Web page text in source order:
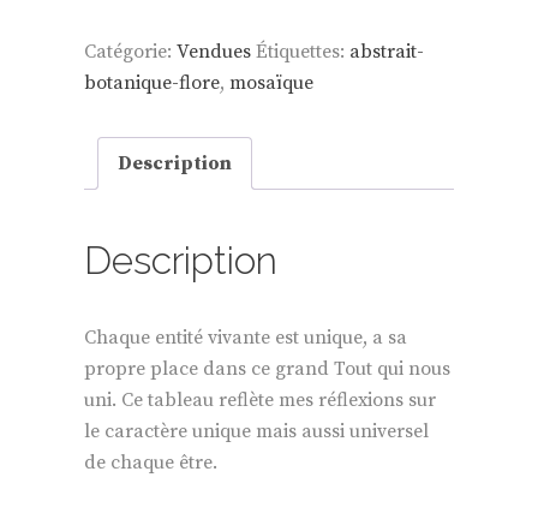
Catégorie: Vendues Étiquettes: abstrait-
botanique-flore, mosaïque
Description
Description
Chaque entité vivante est unique, a sa
propre place dans ce grand Tout qui nous
uni. Ce tableau reflète mes réflexions sur
le caractère unique mais aussi universel
de chaque être.